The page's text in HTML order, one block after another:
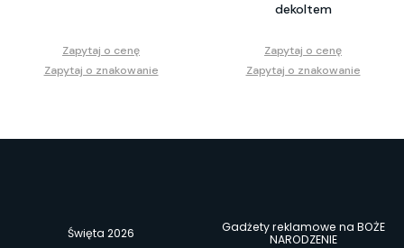
Zapytaj o cenę
Zapytaj o znakowanie
dekoltem
Zapytaj o cenę
Zapytaj o znakowanie
Święta 2026
Gadżety reklamowe na BOŻE
NARODZENIE